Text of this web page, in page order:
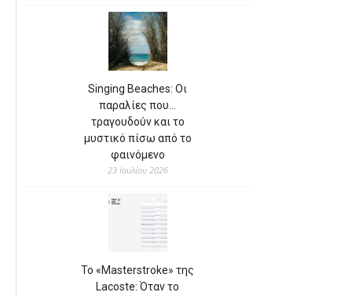
Singing Beaches: Οι
παραλίες που…
τραγουδούν και το
μυστικό πίσω από το
φαινόμενο
23 Ιουλίου 2026
Το «Masterstroke» της
Lacoste: Όταν το